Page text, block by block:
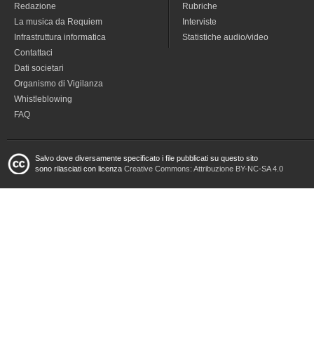
Redazione
La musica da Requiem
Infrastruttura informatica
Contattaci
Dati societari
Organismo di Vigilanza
Whistleblowing
FAQ
Rubriche
Interviste
Statistiche audio/video
Salvo dove diversamente specificato i file pubblicati su questo sito
sono rilasciati con licenza Creative Commons: Attribuzione BY-NC-SA 4.0